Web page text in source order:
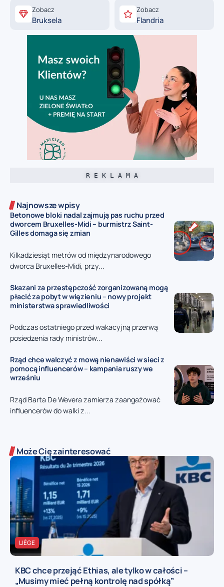
Zobacz
Bruksela
Zobacz
Flandria
R E K L A M A
Najnowsze wpisy
Betonowe bloki nadal zajmują pas ruchu przed
dworcem Bruxelles-Midi – burmistrz Saint-
Gilles domaga się zmian
Kilkadziesiąt metrów od międzynarodowego
dworca Bruxelles-Midi, przy...
Skazani za przestępczość zorganizowaną mogą
płacić za pobyt w więzieniu – nowy projekt
ministerstwa sprawiedliwości
Podczas ostatniego przed wakacyjną przerwą
posiedzenia rady ministrów...
Rząd chce walczyć z mową nienawiści w sieci z
pomocą influencerów – kampania ruszy we
wrześniu
Rząd Barta De Wevera zamierza zaangażować
influencerów do walki z...
Może Cię zainteresować
LIÈGE
KBC chce przejąć Ethias, ale tylko w całości –
„Musimy mieć pełną kontrolę nad spółką”